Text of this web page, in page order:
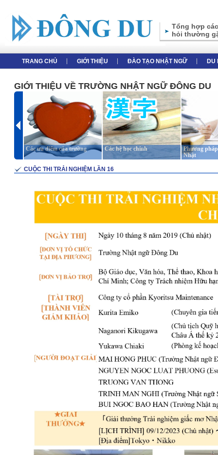
Tổng hợp
hỏi thường
TRANG CHỦ GIỚI THIỆU ĐÀO TẠO NHẬT NGỮ DU
GIỚI THIỆU VỀ TRƯỜNG NHẬT NGỮ ĐÔNG DU
Các ưu điểm của trường Các hệ học chính
Phương
Nhật
CUỘC THI TRẢI NGHIỆM LẦN 16